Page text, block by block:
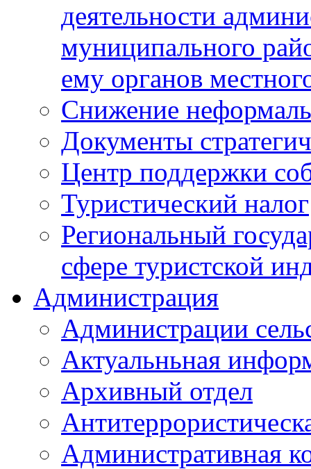
деятельности
муниципального
ему органов
Снижение
Документы
Центр поддержки
Туристический налог
Региональный
сфере туристской
Администрация
Администрации
Актуальньная
Архивный отдел
Административная